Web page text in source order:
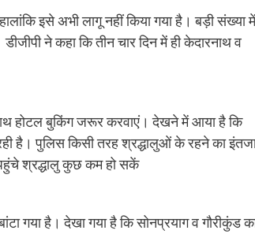
इसे अभी लागू नहीं किया गया है। बड़ी संख्या में
ने कहा कि तीन चार दिन में ही केदारनाथ व
होटल बुकिंग जरूर करवाएं। देखने में आया है कि
है। पुलिस किसी तरह श्रद्धालुओं के रहने का
पहुंचे श्रद्धालु कुछ कम हो सकें
गया है। देखा गया है कि सोनप्रयाग व गौरीकुंड